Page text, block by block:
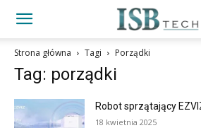
Strona główna Tagi Porządki
Tag: porządki
Robot sprzątający
18 kwietnia 2025